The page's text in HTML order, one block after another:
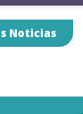
Noticias